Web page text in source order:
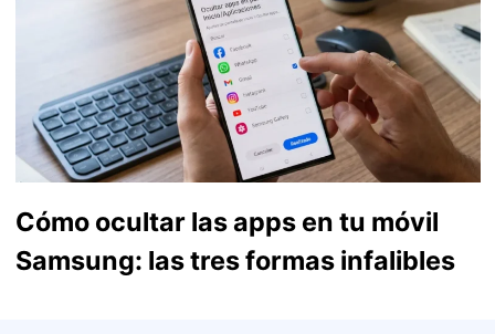
Cómo ocultar las apps en tu móvil
Samsung: las tres formas infalibles